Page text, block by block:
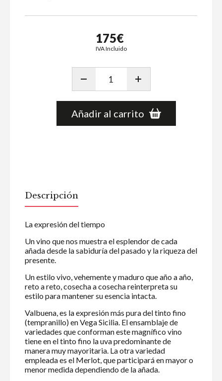
175€
IVA Incluido
Añadir al carrito
Descripción
La expresión del tiempo
Un vino que nos muestra el esplendor de cada
añada desde la sabiduría del pasado y la riqueza del
presente.
Un estilo vivo, vehemente y maduro que año a año,
reto a reto, cosecha a cosecha reinterpreta su
estilo para mantener su esencia intacta.
Valbuena, es la expresión más pura del tinto fino
(tempranillo) en Vega Sicilia. El ensamblaje de
variedades que conforman este magnífico vino
tiene en el tinto fino la uva predominante de
manera muy mayoritaria. La otra variedad
empleada es el Merlot, que participará en mayor o
menor medida dependiendo de la añada.